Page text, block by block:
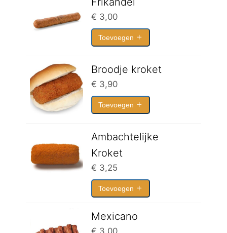
€ 3,00
Toevoegen
Broodje kroket
€ 3,90
Toevoegen
Ambachtelijke
Kroket
€ 3,25
Toevoegen
Mexicano